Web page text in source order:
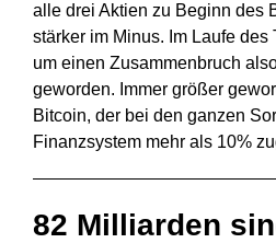
alle drei Aktien zu Beginn des
stärker im Minus. Im Laufe des
um einen Zusammenbruch
geworden. Immer größer
Bitcoin, der bei den ganzen
Finanzsystem mehr als 10%
82 Milliarden